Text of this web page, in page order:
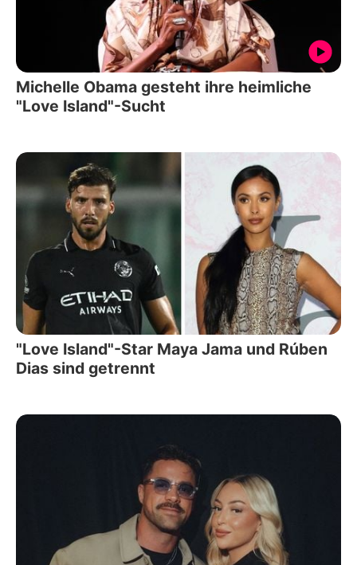
Michelle Obama gesteht ihre heimliche
"Love Island"-Sucht
"Love Island"-Star Maya Jama und Rúben
Dias sind getrennt